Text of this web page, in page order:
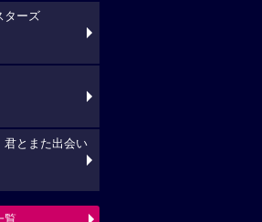
ターズ
君とまた出会い
覧